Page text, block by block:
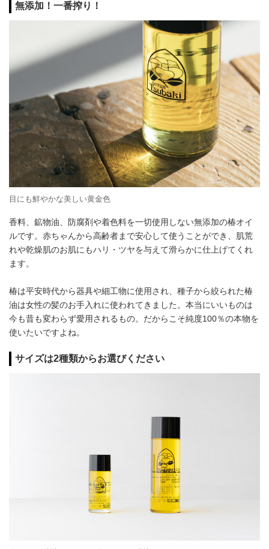
無添加！一番搾り！
目にも鮮やかな美しい黄金色
香料、鉱物油、防腐剤や着色料を一切使用しない無添加の椿オイ
ルです。赤ちゃんから高齢者まで安心して使うことができ、肌荒
れや乾燥肌のお肌にもハリ・ツヤを与えて滑らかに仕上げてくれ
ます。
椿は平安時代から器具や細工物に使用され、種子から絞られた椿
油は女性の髪のお手入れに使われてきました。本当にいいものは
今も昔も変わらず愛用されるもの。だからこそ純度100％の本物を
使いたいですよね。
サイズは2種類からお選びください